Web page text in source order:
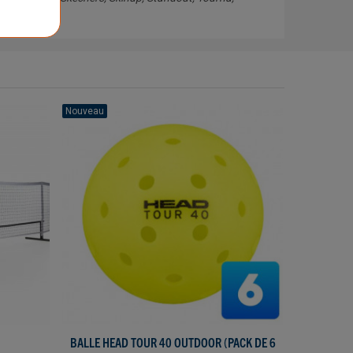
Nouveau
AJOUTER AU PANIER
BALLE HEAD TOUR 40 OUTDOOR (PACK DE 6